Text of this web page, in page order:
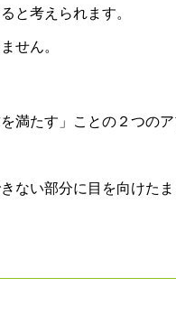
と考えられます。
せん。
満たす」 ことの２つの
ない部分に目を向けたま